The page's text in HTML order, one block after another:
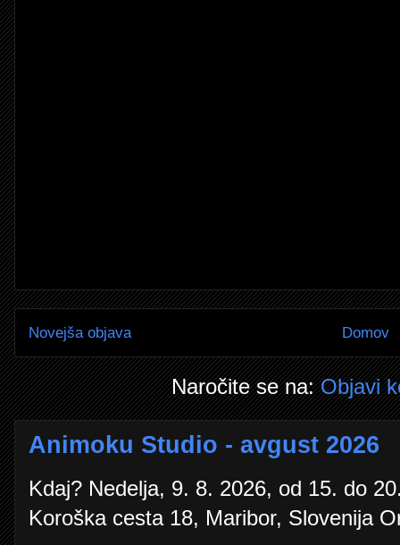
Novejša objava Domov
Naročite se na:Objavi
Animoku Studio - avgust 2026
Kdaj? Nedelja, 9. 8. 2026, od 15. do
Koroška cesta 18, Maribor, Slovenija